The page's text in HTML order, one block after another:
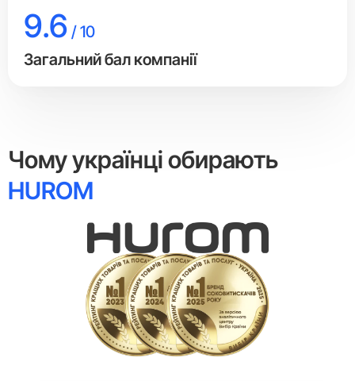
9.6 / 10
Загальний бал компанії
Чому українці обирають
HUROM